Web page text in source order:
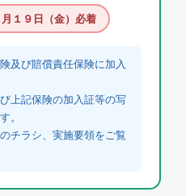
１９日（金）必着
及び賠償責任保険に加入
上記保険の加入証等の写
。
チラシ、実施要領をご覧